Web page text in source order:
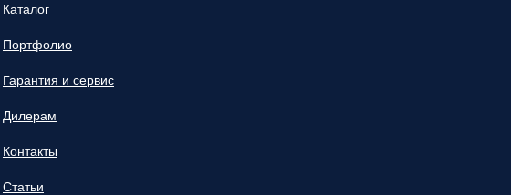
Каталог
Портфолио
Гарантия и сервис
Дилерам
Контакты
Статьи